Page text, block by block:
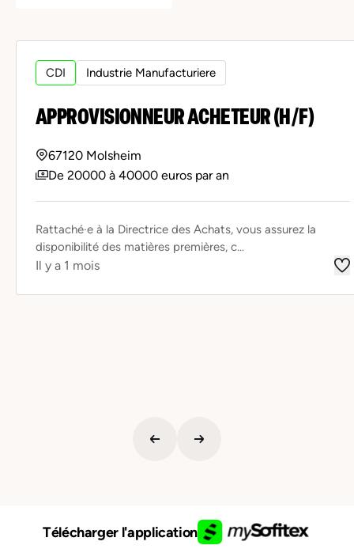
CDI Industrie Manufacturiere
APPROVISIONNEUR ACHETEUR (H/F)
67120 Molsheim
De 20000 à 40000 euros par an
Rattaché·e à la Directrice des Achats, vous assurez la
disponibilité des matières premières, c...
Il y a 1 mois
Télécharger l'application